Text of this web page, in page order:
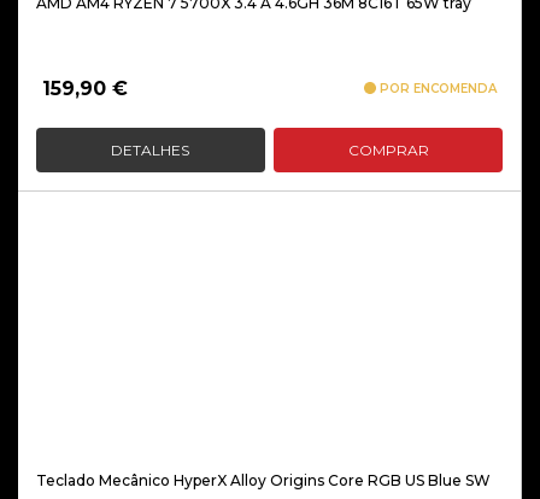
159,90 € POR ENCOMENDA
DETALHES COMPRAR
Teclado Mecânico HyperX Alloy Origins Core RGB US Blue SW